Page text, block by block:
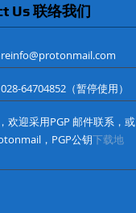
Us 联络我们
64704852（暂停使用）
欢迎采用PGP 邮件联系，或
，PGP公钥下载地